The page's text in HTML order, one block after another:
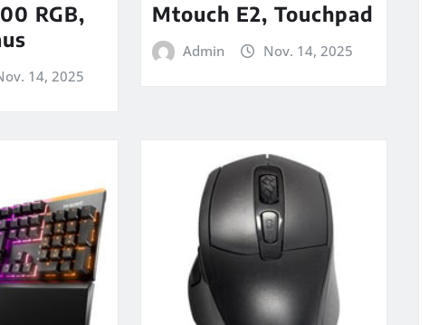
RGB,
14, 2025
Mtouch E2, Touchpad
Admin Nov. 14, 2025